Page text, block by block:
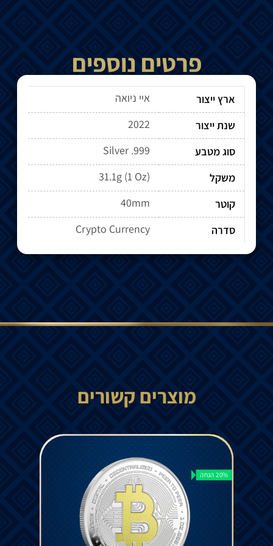
פרטים נוספים
ארץ ייצור
איי ניואה
שנת ייצור
2022
סוג מטבע
Silver .999
משקל
31.1g (1 Oz)
קוטר
40mm
סדרה
Crypto Currency
מוצרים קשורים
20% הנחה